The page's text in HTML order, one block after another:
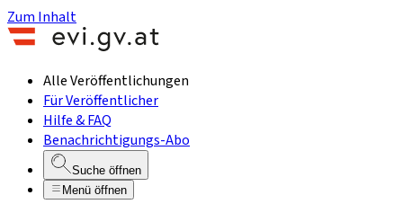
Zum Inhalt
Alle Veröffentlichungen
Für Veröffentlicher
Hilfe & FAQ
Benachrichtigungs-Abo
Suche öffnen
Menü öffnen